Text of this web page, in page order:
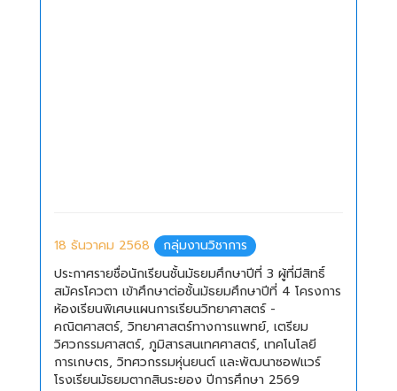
18 ธันวาคม 2568
กลุ่มงานวิชาการ
ประกาศรายชื่อนักเรียนชั้นมัธยมศึกษาปีที่ 3 ผู้ที่มีสิทธิ์
สมัครโควตา เข้าศึกษาต่อชั้นมัธยมศึกษาปีที่ 4 โครงการ
ห้องเรียนพิเศษแผนการเรียนวิทยาศาสตร์ -
คณิตศาสตร์, วิทยาศาสตร์ทางการแพทย์, เตรียม
วิศวกรรมศาสตร์, ภูมิสารสนเทศศาสตร์, เทคโนโลยี
การเกษตร, วิทศวกรรมหุ่นยนต์ และพัฒนาซอฟแวร์
โรงเรียนมัธยมตากสินระยอง ปีการศึกษา 2569